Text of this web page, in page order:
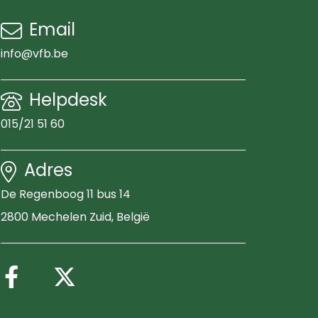
Email
info@vfb.be
Helpdesk
015/21 51 60
Adres
De Regenboog 11 bus 14
2800 Mechelen Zuid, België
Volg ons op Facebook